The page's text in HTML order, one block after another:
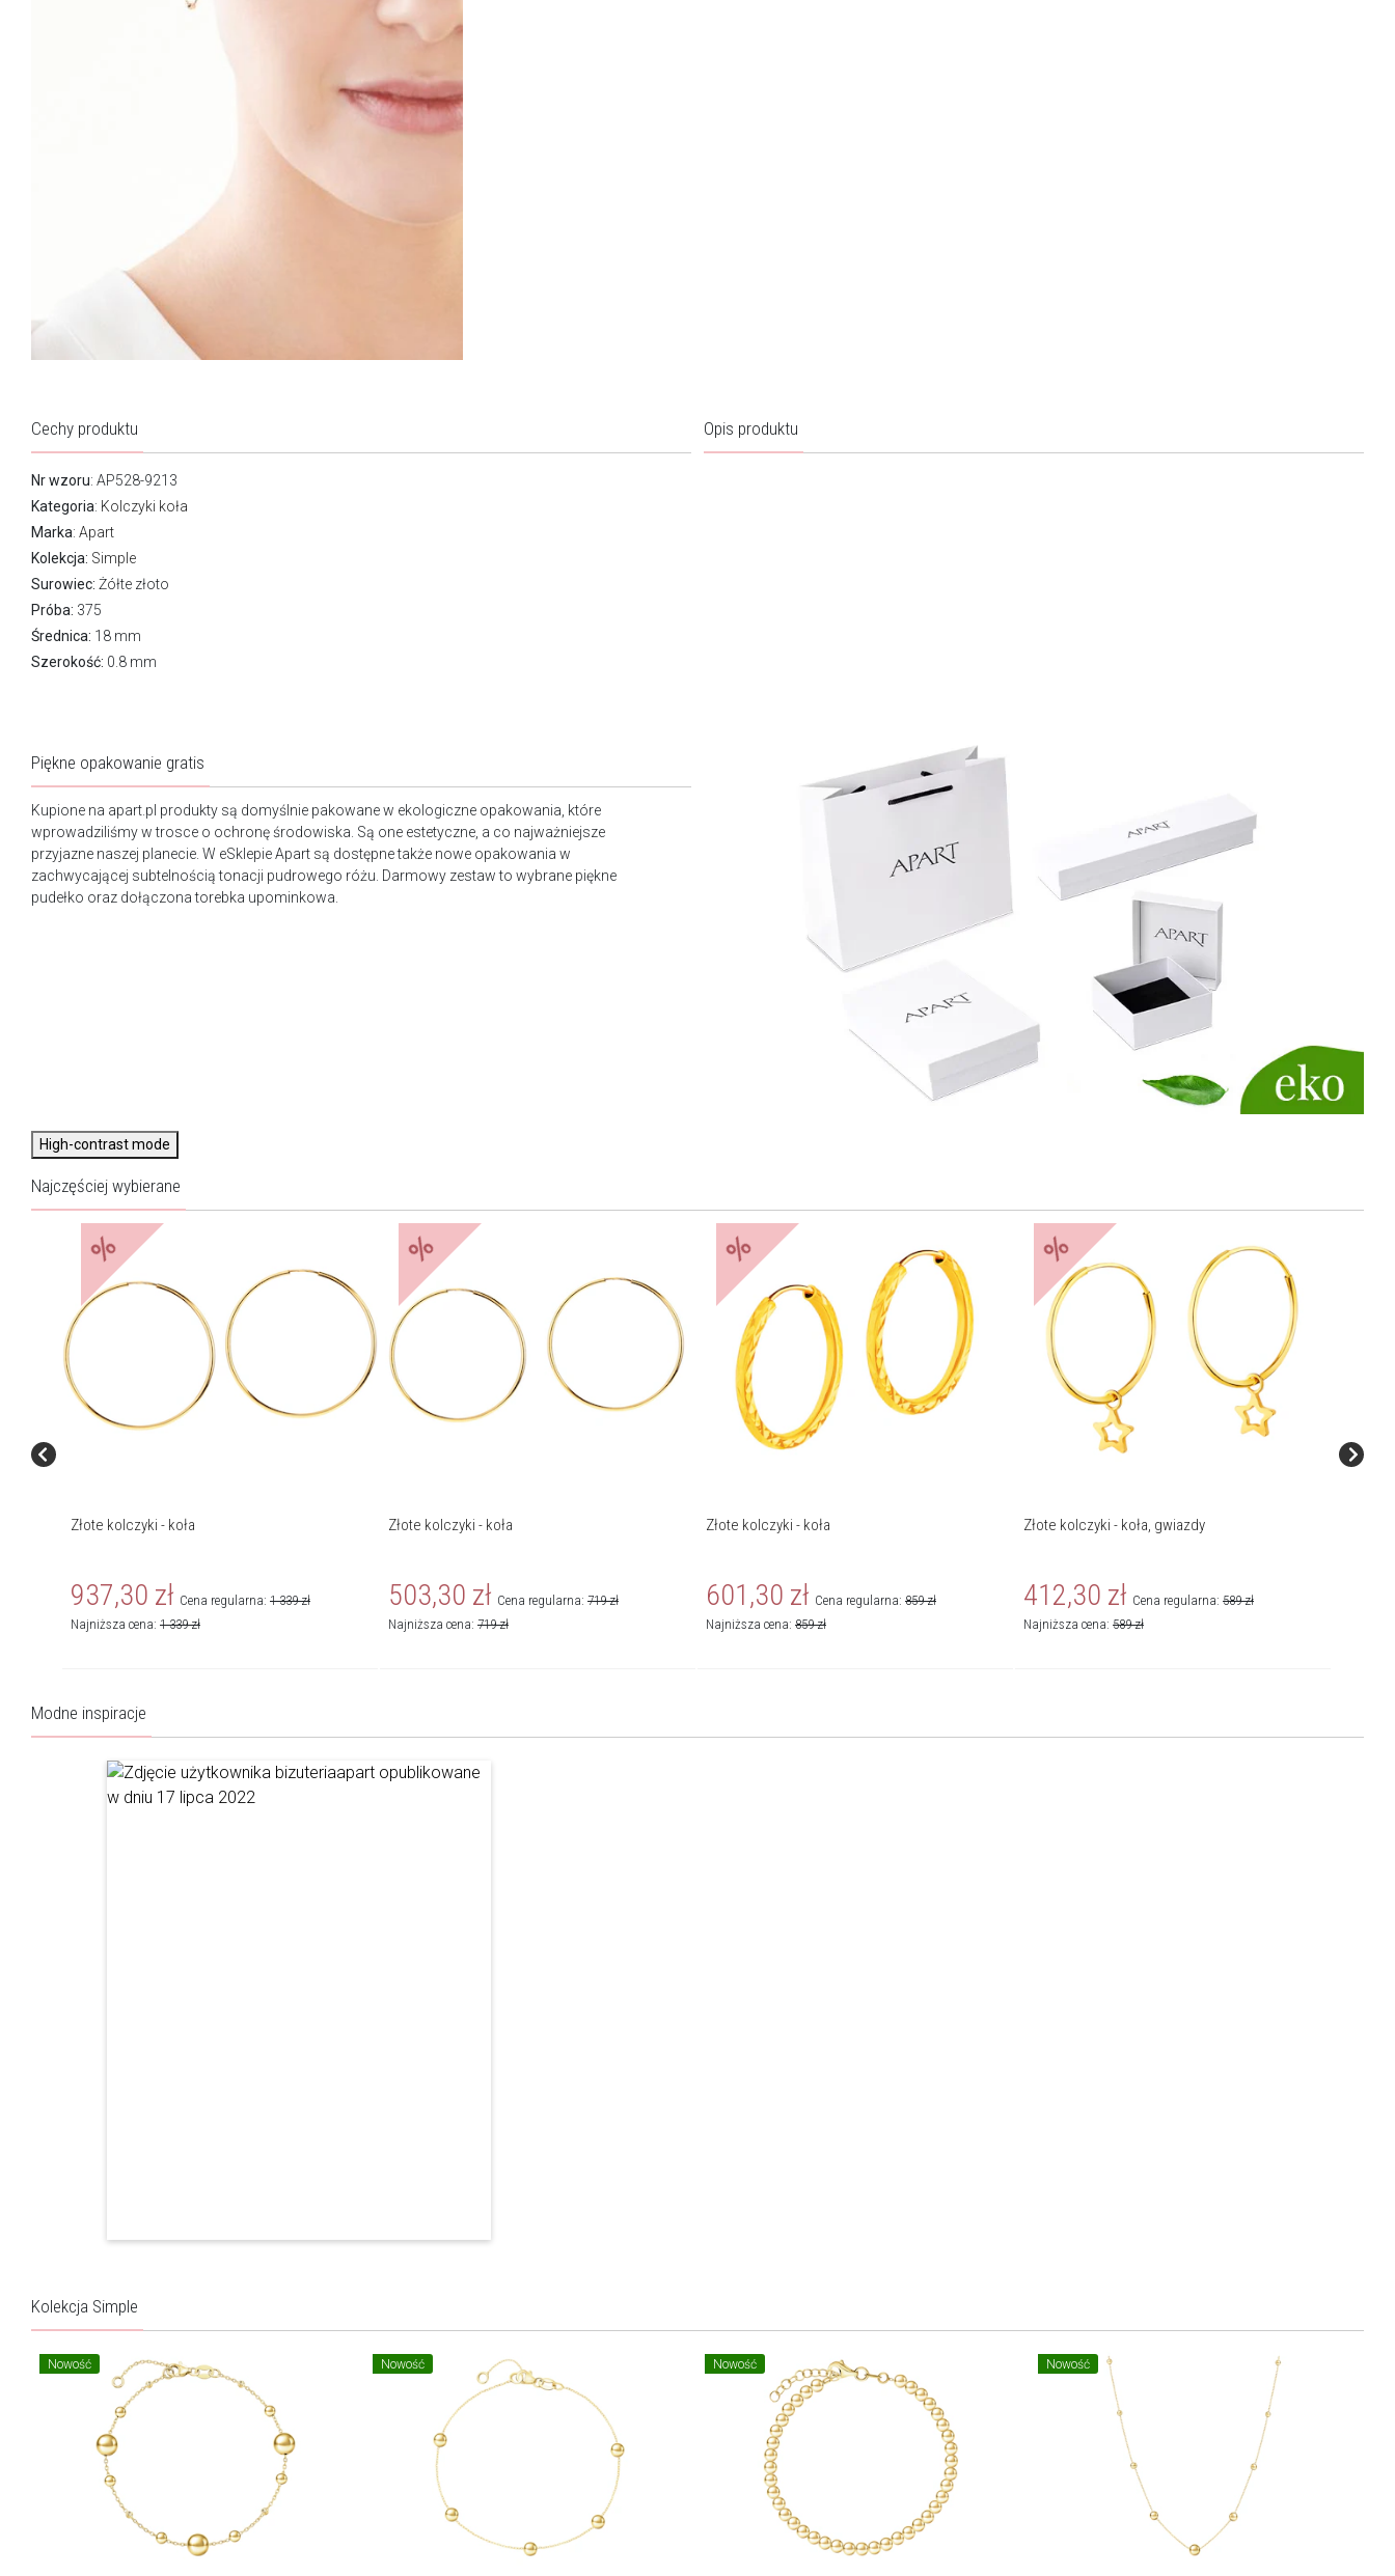
Cechy produktu
Nr wzoru: AP528-9213
Kategoria: Kolczyki koła
Marka: Apart
Kolekcja: Simple
Surowiec: Żółte złoto
Próba: 375
Średnica: 18 mm
Szerokość: 0.8 mm
Opis produktu
Piękne opakowanie gratis
Kupione na apart.pl produkty są domyślnie pakowane w ekologiczne opakowania, które
wprowadziliśmy w trosce o ochronę środowiska. Są one estetyczne, a co najważniejsze
przyjazne naszej planecie. W eSklepie Apart są dostępne także nowe opakowania w
zachwycającej subtelnością tonacji pudrowego różu. Darmowy zestaw to wybrane piękne
pudełko oraz dołączona torebka upominkowa.
High-contrast mode
Najczęściej wybierane
%
Złote kolczyki - koła
937,30 zł Cena regularna: 1 339 zł
Najniższa cena: 1 339 zł
%
Złote kolczyki - koła
503,30 zł Cena regularna: 719 zł
Najniższa cena: 719 zł
%
Złote kolczyki - koła
601,30 zł Cena regularna: 859 zł
Najniższa cena: 859 zł
%
Złote kolczyki - koła, gwiazdy
412,30 zł Cena regularna: 589 zł
Najniższa cena: 589 zł
Modne inspiracje
Kolekcja Simple
Nowość Nowość Nowość Nowość